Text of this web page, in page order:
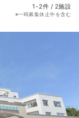
1-2件 / 2施設
※一時募集休止中を含む